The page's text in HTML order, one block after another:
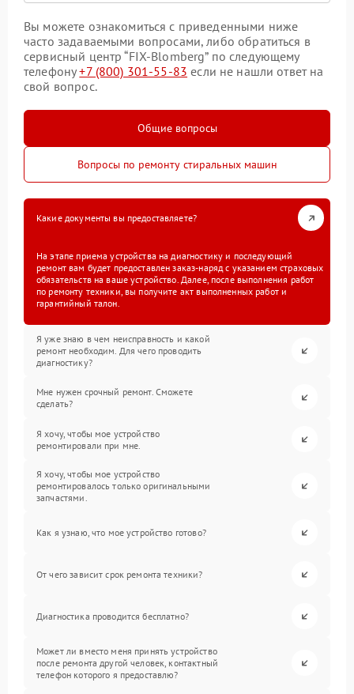
Вы можете ознакомиться с приведенными ниже
часто задаваемыми вопросами, либо обратиться в
сервисный центр “FIX-Blomberg” по следующему
телефону+7 (800) 301-55-83 если не нашли ответ на
свой вопрос.
Общие вопросы
Вопросы по ремонту стиральных машин
Какие документы вы предоставляете?
На этапе приема устройства на диагностику и последующий
ремонт вам будет предоставлен заказ-наряд с указанием страховых
обязательств на ваше устройство. Далее, после выполнения работ
по ремонту техники, вы получите акт выполненных работ и
гарантийный талон.
Я уже знаю в чем неисправность и какой
ремонт необходим. Для чего проводить
диагностику?
Мне нужен срочный ремонт. Сможете
сделать?
Я хочу, чтобы мое устройство
ремонтировали при мне.
Я хочу, чтобы мое устройство
ремонтировалось только оригинальными
запчастями.
Как я узнаю, что мое устройство готово?
От чего зависит срок ремонта техники?
Диагностика проводится бесплатно?
Может ли вместо меня принять устройство
после ремонта другой человек, контактный
телефон которого я предоставлю?